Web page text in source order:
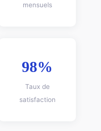
mensuels
98%
Taux de
satisfaction